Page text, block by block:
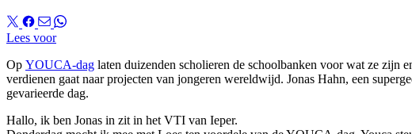
Lees voor
Op YOUCA-dag laten duizenden scholieren de schoolbanken voor wat ze zijn
verdienen gaat naar projecten van jongeren wereldwijd. Jonas Hahn, een
gevarieerde dag.
Hallo, ik ben Jonas in zit in het VTI van Ieper.